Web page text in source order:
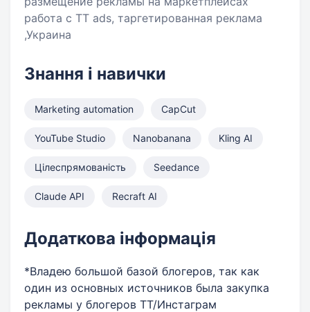
работа с ТТ ads, таргетированная реклама
,Украина
Знання і навички
Marketing automation CapCut
YouTube Studio Nanobanana Kling AI
Цілеспрямованість Seedance
Claude API Recraft AI
Додаткова інформація
*Владею большой базой блогеров, так как
один из основных источников была закупка
рекламы у блогеров ТТ/Инстаграм